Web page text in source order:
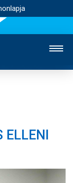
STADION
ELLENI